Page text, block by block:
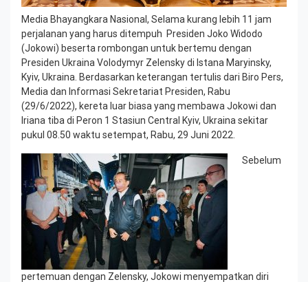
Media Bhayangkara Nasional, Selama kurang lebih 11 jam
perjalanan yang harus ditempuh Presiden Joko Widodo
(Jokowi) beserta rombongan untuk bertemu dengan
Presiden Ukraina Volodymyr Zelensky di Istana Maryinsky,
Kyiv, Ukraina. Berdasarkan keterangan tertulis dari Biro Pers,
Media dan Informasi Sekretariat Presiden, Rabu
(29/6/2022), kereta luar biasa yang membawa Jokowi dan
Iriana tiba di Peron 1 Stasiun Central Kyiv, Ukraina sekitar
pukul 08.50 waktu setempat, Rabu, 29 Juni 2022.
Sebelum
pertemuan dengan Zelensky, Jokowi menyempatkan diri